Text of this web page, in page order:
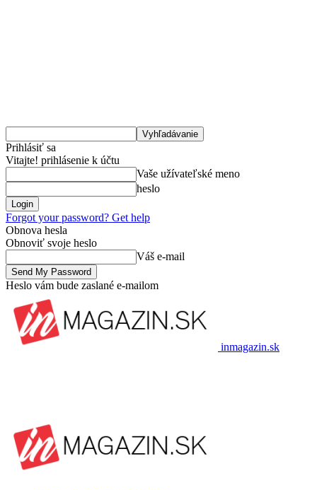
Prihlásiť sa
Vitajte! prihlásenie k účtu
Vaše užívateľské meno
heslo
Forgot your password? Get help
Obnova hesla
Obnoviť svoje heslo
Váš e-mail
Heslo vám bude zaslané e-mailom
inmagazin.sk